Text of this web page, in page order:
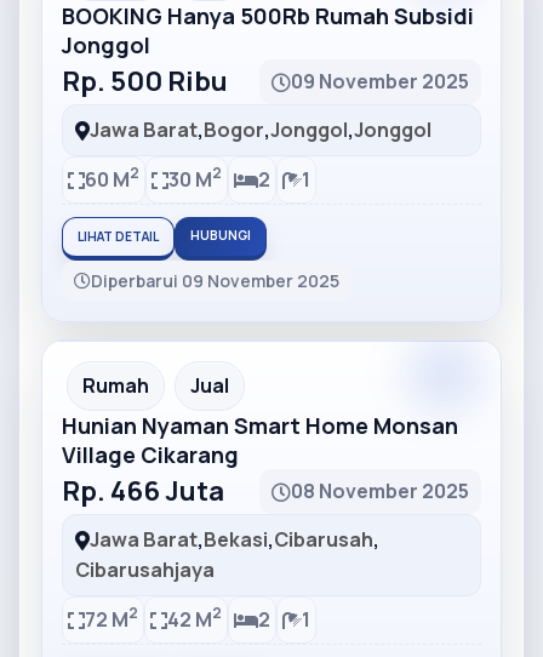
BOOKING Hanya 500Rb Rumah Subsidi
Jonggol
Rp. 500 Ribu
09 November 2025
Jawa Barat,Bogor,Jonggol,Jonggol
60 M2 30 M2 2 1
LIHAT DETAIL HUBUNGI
Diperbarui 09 November 2025
Partner Ad
Rumah Jual
Hunian Nyaman Smart Home Monsan
Village Cikarang
Rp. 466 Juta
08 November 2025
Jawa Barat,Bekasi,Cibarusah,
Cibarusahjaya
72 M2 42 M2 2 1